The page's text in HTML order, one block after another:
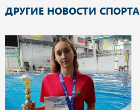
ДРУГИЕ НОВОСТИ СПОРТА